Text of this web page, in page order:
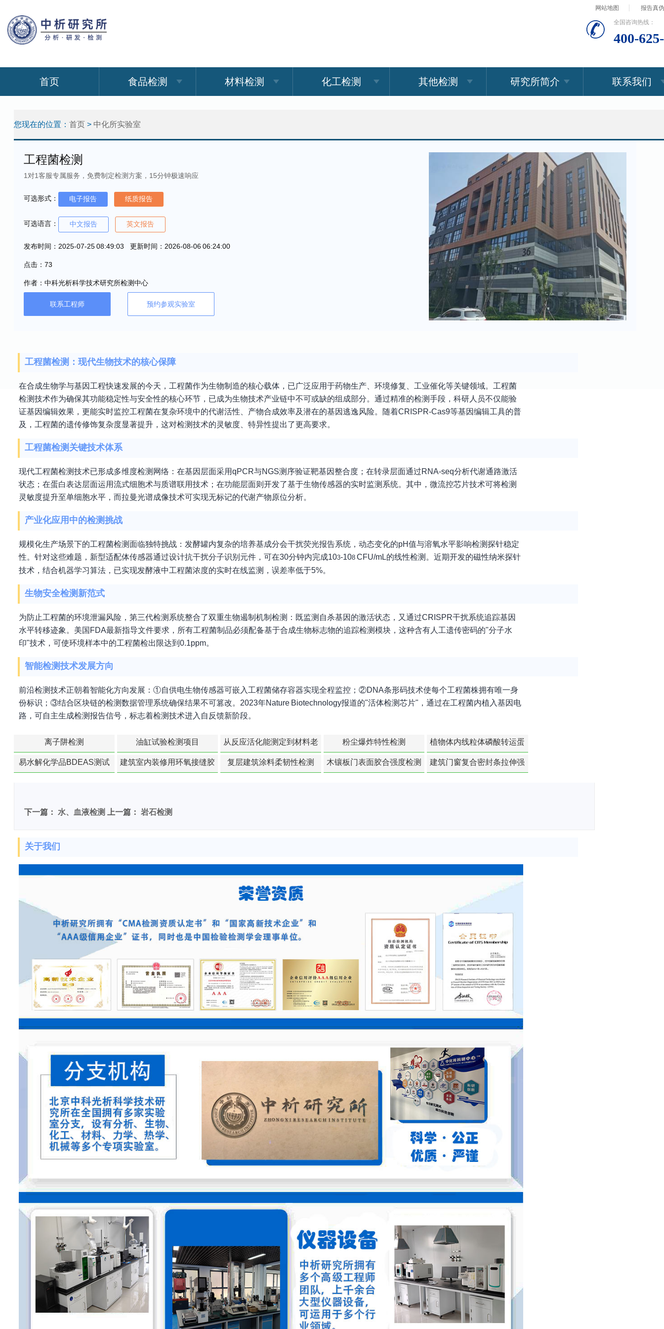
网站地图 报告真
全国咨询热线：
400-
首页 食品检测 材料检测 化工检测 其他检测 研究所简介 联系我们
您现在的位置： 首页 > 中化所实验室
工程菌检测
1对1客服专属服务，免费制定检测方案，15分钟极速响应
可选形式： 电子报告 纸质报告
可选语言： 中文报告 英文报告
发布时间：2025-07-25 08:49:03 更新时间：2026-08-06 06:24:00
点击：73
作者：中科光析科学技术研究所检测中心
联系工程师 预约参观实验室
工程菌检测：现代生物技术的核心保障
在合成生物学与基因工程快速发展的今天，工程菌作为生物制造的核心载体，已广泛应用于药物生产、环境修复、工业催化等关键领域。工程菌
检测技术作为确保其功能稳定性与安全性的核心环节，已成为生物技术产业链中不可或缺的组成部分。通过精准的检测手段，科研人员不仅能验
证基因编辑效果，更能实时监控工程菌在复杂环境中的代谢活性、产物合成效率及潜在的基因逃逸风险。随着CRISPR-Cas9等基因编辑工具的普
及，工程菌的遗传修饰复杂度显著提升，这对检测技术的灵敏度、特异性提出了更高要求。
工程菌检测关键技术体系
现代工程菌检测技术已形成多维度检测网络：在基因层面采用qPCR与NGS测序验证靶基因整合度；在转录层面通过RNA-seq分析代谢通路激活
状态；在蛋白表达层面运用流式细胞术与质谱联用技术；在功能层面则开发了基于生物传感器的实时监测系统。其中，微流控芯片技术可将检测
灵敏度提升至单细胞水平，而拉曼光谱成像技术可实现无标记的代谢产物原位分析。
产业化应用中的检测挑战
规模化生产场景下的工程菌检测面临独特挑战：发酵罐内复杂的培养基成分会干扰荧光报告系统，动态变化的pH值与溶氧水平影响检测探针稳定
性。针对这些难题，新型适配体传感器通过设计抗干扰分子识别元件，可在30分钟内完成103-108 CFU/mL的线性检测。近期开发的磁性纳米探针
技术，结合机器学习算法，已实现发酵液中工程菌浓度的实时在线监测，误差率低于5%。
生物安全检测新范式
为防止工程菌的环境泄漏风险，第三代检测系统整合了双重生物遏制机制检测：既监测自杀基因的激活状态，又通过CRISPR干扰系统追踪基因
水平转移迹象。美国FDA最新指导文件要求，所有工程菌制品必须配备基于合成生物标志物的追踪检测模块，这种含有人工遗传密码的"分子水
印"技术，可使环境样本中的工程菌检出限达到0.1ppm。
智能检测技术发展方向
前沿检测技术正朝着智能化方向发展：①自供电生物传感器可嵌入工程菌储存容器实现全程监控；②DNA条形码技术使每个工程菌株拥有唯一身
份标识；③结合区块链的检测数据管理系统确保结果不可篡改。2023年Nature Biotechnology报道的"活体检测芯片"，通过在工程菌内植入基因电
路，可自主生成检测报告信号，标志着检测技术进入自反馈新阶段。
离子阱检测 油缸试验检测项目
从反应活化能测定到材料老
化寿命预测的经典模型
粉尘爆炸特性检测
植物体内线粒体磷酸转运蛋
白活性检测
易水解化学品BDEAS测试
建筑室内装修用环氧接缝胶
复层建筑涂料柔韧性检测 木镶板门表面胶合强度检测
建筑门窗复合密封条拉伸强
下一篇： 水、血液检测 上一篇： 岩石检测
关于我们